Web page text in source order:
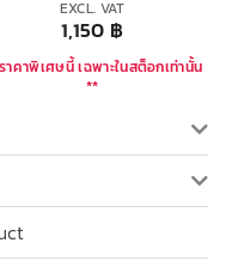
EXCL. VAT
1,150 ฿
าคาพิเศษนี้ เฉพาะในสต็อกเท่านั้น
**